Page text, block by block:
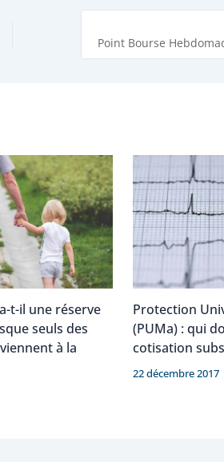
t-il une réserve
seuls des
à la
Protection
(PUMa) : qui
cotisation
22 décembre 2017